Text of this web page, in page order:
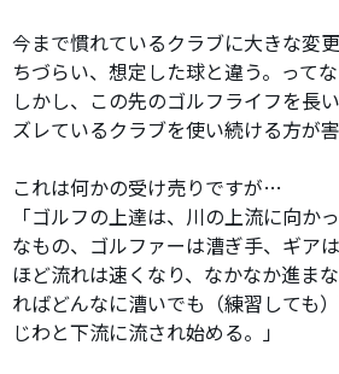
今まで慣れているクラブに大きな変
ちづらい、想定した球と違う。ってな
しかし、この先のゴルフライフを長
ズレているクラブを使い続ける方が害
これは何かの受け売りですが…
「ゴルフの上達は、川の上流に向か
なもの、ゴルファーは漕ぎ手、ギア
ほど流れは速くなり、なかなか進ま
ればどんなに漕いでも（練習しても
じわと下流に流され始める。」